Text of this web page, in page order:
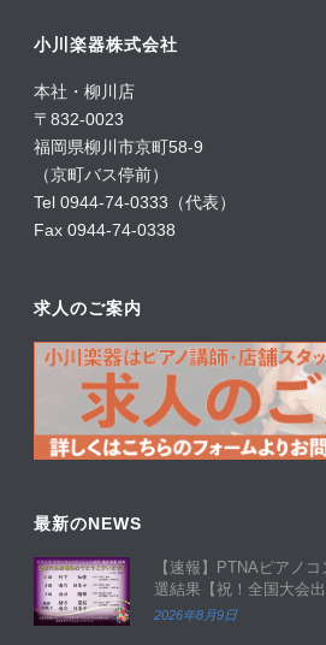
小川楽器株式会社
本社・柳川店
〒832-0023
福岡県柳川市京町58-9
（京町バス停前）
Tel 0944-74-0333（代表）
Fax 0944-74-0338
求人のご案内
最新のNEWS
【速報】PTNAピアノ
選結果【祝！全国大会出
2026年8月9日